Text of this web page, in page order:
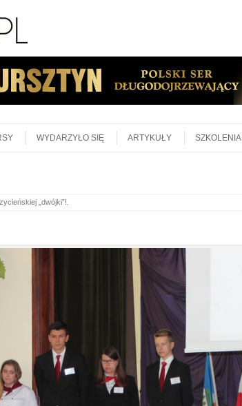
WYDARZYŁO SIĘ ARTYKUŁY SZKOLENIA
„dwójki”!